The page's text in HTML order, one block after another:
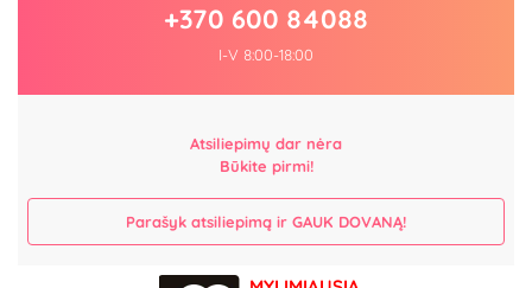
+370 600 84088
I-V 8:00-18:00
Atsiliepimų dar nėra
Būkite pirmi!
Parašyk atsiliepimą ir GAUK DOVANĄ!